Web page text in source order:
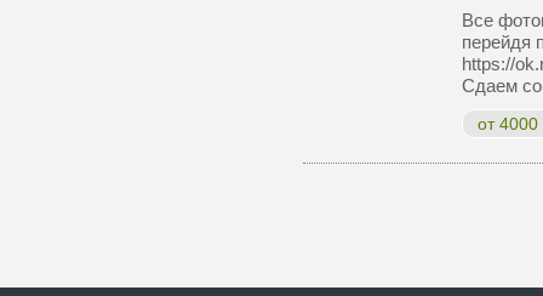
Все
перейдя
https://
Сдаем
от 4000